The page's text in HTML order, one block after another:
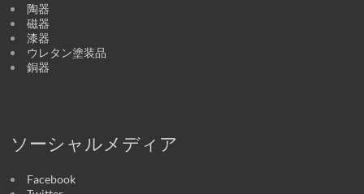
陶器
磁器
漆器
ウレタン塗装品
銅器
ソーシャルメディア
Facebook